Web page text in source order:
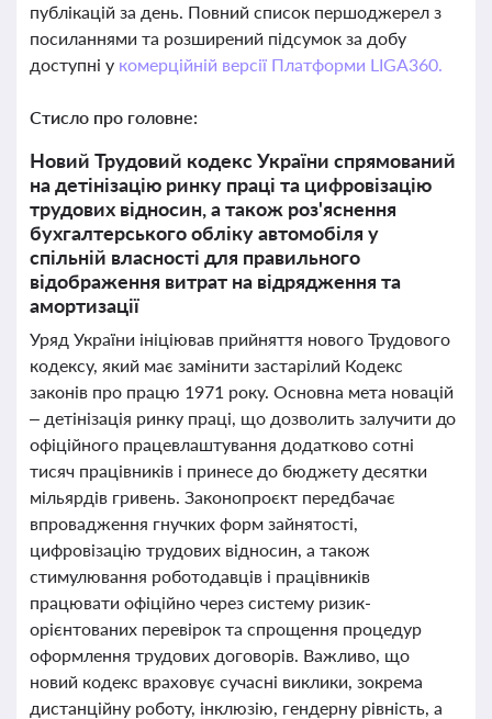
публікацій за день. Повний список першоджерел з
посиланнями та розширений підсумок за добу
доступні у комерційній версії Платформи LIGA360.
Стисло про головне:
Новий Трудовий кодекс України спрямований
на детінізацію ринку праці та цифровізацію
трудових відносин, а також роз'яснення
бухгалтерського обліку автомобіля у
спільній власності для правильного
відображення витрат на відрядження та
амортизації
Уряд України ініціював прийняття нового Трудового
кодексу, який має замінити застарілий Кодекс
законів про працю 1971 року. Основна мета новацій
– детінізація ринку праці, що дозволить залучити до
офіційного працевлаштування додатково сотні
тисяч працівників і принесе до бюджету десятки
мільярдів гривень. Законопроєкт передбачає
впровадження гнучких форм зайнятості,
цифровізацію трудових відносин, а також
стимулювання роботодавців і працівників
працювати офіційно через систему ризик-
орієнтованих перевірок та спрощення процедур
оформлення трудових договорів. Важливо, що
новий кодекс враховує сучасні виклики, зокрема
дистанційну роботу, інклюзію, гендерну рівність, а